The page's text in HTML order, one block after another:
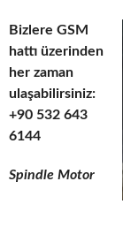
Bizlere GSM
hattı üzerinden
her zaman
ulaşabilirsiniz:
+90 532 643
6144
Spindle Motor